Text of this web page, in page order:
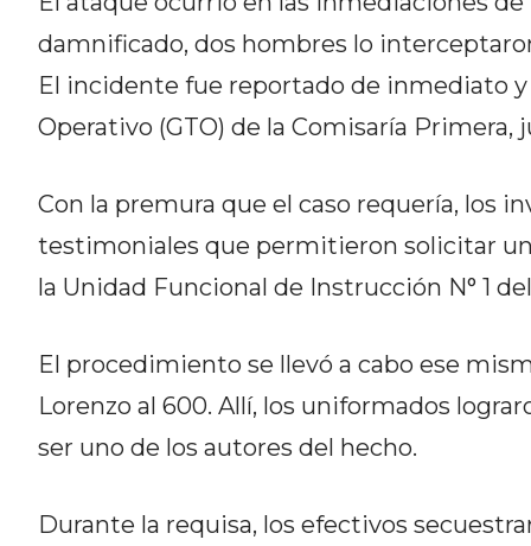
CÓMO ORGANIZAR LOS
WHATSAPP SIN QUE SE TE
Y
CONDICIONES
POLÍTICAS
damnificado, dos hombres lo
El incidente fue reportado de inmediato
Operativo (GTO) de la Comisaría
Con la premura que el caso requería, los
testimoniales que permitieron solicitar
la Unidad Funcional de Instrucción N° 1
El procedimiento se llevó a cabo ese
Lorenzo al 600. Allí, los uniformados
ser uno de los autores del hecho.
Durante la requisa, los efectivos